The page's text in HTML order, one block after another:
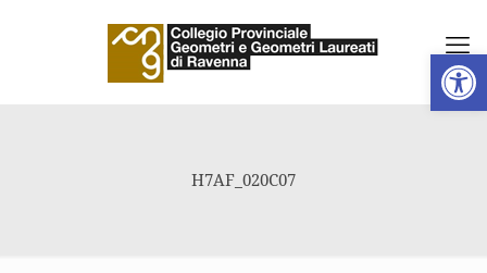
Apri
H7AF_020C07